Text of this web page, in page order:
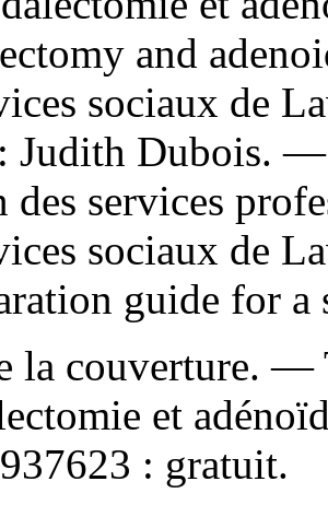
and
sociaux de
Judith Dubois.
services
sociaux de
guide for a
la couverture. —
et
: gratuit.